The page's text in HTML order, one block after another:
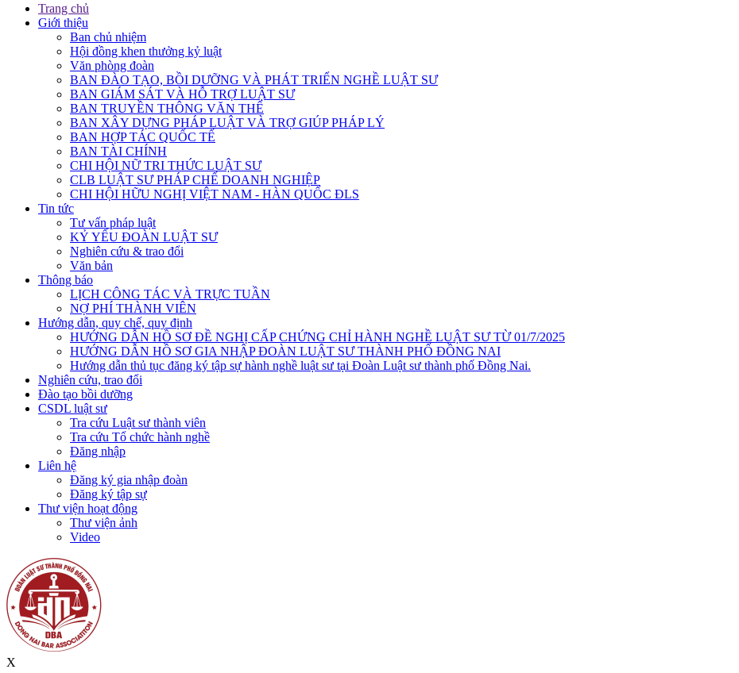
Trang chủ
Giới thiệu
Ban chủ nhiệm
Hội đồng khen thưởng kỷ luật
Văn phòng đoàn
BAN ĐÀO TẠO, BỒI DƯỠNG VÀ PHÁT TRIỂN NGHỀ LUẬT SƯ
BAN GIÁM SÁT VÀ HỖ TRỢ LUẬT SƯ
BAN TRUYỀN THÔNG VĂN THỂ
BAN XÂY DỰNG PHÁP LUẬT VÀ TRỢ GIÚP PHÁP LÝ
BAN HỢP TÁC QUỐC TẾ
BAN TÀI CHÍNH
CHI HỘI NỮ TRI THỨC LUẬT SƯ
CLB LUẬT SƯ PHÁP CHẾ DOANH NGHIỆP
CHI HỘI HỮU NGHỊ VIỆT NAM - HÀN QUỐC ĐLS
Tin tức
Tư vấn pháp luật
KỶ YẾU ĐOÀN LUẬT SƯ
Nghiên cứu & trao đổi
Văn bản
Thông báo
LỊCH CÔNG TÁC VÀ TRỰC TUẦN
NỢ PHÍ THÀNH VIÊN
Hướng dẫn, quy chế, quy định
HƯỚNG DẪN HỒ SƠ ĐỀ NGHỊ CẤP CHỨNG CHỈ HÀNH NGHỀ LUẬT SƯ TỪ 01/7/2025
HƯỚNG DẪN HỒ SƠ GIA NHẬP ĐOÀN LUẬT SƯ THÀNH PHỐ ĐỒNG NAI
Hướng dẫn thủ tục đăng ký tập sự hành nghề luật sư tại Đoàn Luật sư thành phố Đồng Nai.
Nghiên cứu, trao đổi
Đào tạo bồi dưỡng
CSDL luật sư
Tra cứu Luật sư thành viên
Tra cứu Tổ chức hành nghề
Đăng nhập
Liên hệ
Đăng ký gia nhập đoàn
Đăng ký tập sự
Thư viện hoạt động
Thư viện ảnh
Video
X